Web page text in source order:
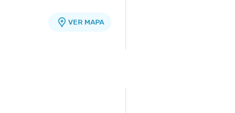
VER MAPA